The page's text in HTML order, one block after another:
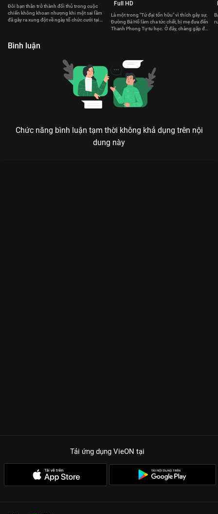
Đôi bạn thân trở thành đối thủ trong cuộc
chiến không khoan nhượng khi một sai lầm
đã gây ra xung đột về ngày tổ chức cưới tại
Full HD
Là một trong "Tứ đại tổn hữu" vì thích gây sự,
Đường Bá Hổ làm cha tức chết, bị mẹ đưa đến
Thanh Phong Tự tu học. Ở đây, chàng gặp đủ
Bình luận
Chức năng bình luận tạm thời không khả dụng trên nội
dung này
Tải ứng dụng VieON tại